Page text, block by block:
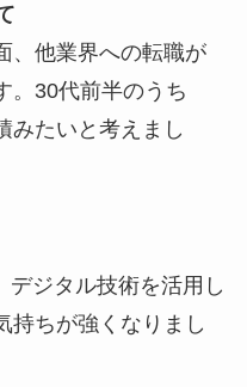
、他業界への転職が
。30代前半のうち
みたいと考えまし
デジタル技術を活用し
持ちが強くなりまし